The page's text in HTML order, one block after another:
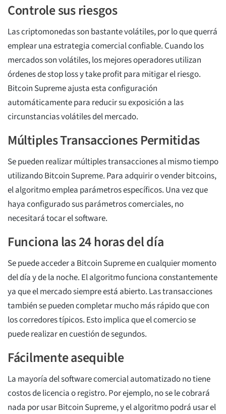
Controle sus riesgos
Las criptomonedas son bastante volátiles, por lo que querrá
emplear una estrategia comercial confiable. Cuando los
mercados son volátiles, los mejores operadores utilizan
órdenes de stop loss y take profit para mitigar el riesgo.
Bitcoin Supreme ajusta esta configuración
automáticamente para reducir su exposición a las
circunstancias volátiles del mercado.
Múltiples Transacciones Permitidas
Se pueden realizar múltiples transacciones al mismo tiempo
utilizando Bitcoin Supreme. Para adquirir o vender bitcoins,
el algoritmo emplea parámetros específicos. Una vez que
haya configurado sus parámetros comerciales, no
necesitará tocar el software.
Funciona las 24 horas del día
Se puede acceder a Bitcoin Supreme en cualquier momento
del día y de la noche. El algoritmo funciona constantemente
ya que el mercado siempre está abierto. Las transacciones
también se pueden completar mucho más rápido que con
los corredores típicos. Esto implica que el comercio se
puede realizar en cuestión de segundos.
Fácilmente asequible
La mayoría del software comercial automatizado no tiene
costos de licencia o registro. Por ejemplo, no se le cobrará
nada por usar Bitcoin Supreme, y el algoritmo podrá usar el